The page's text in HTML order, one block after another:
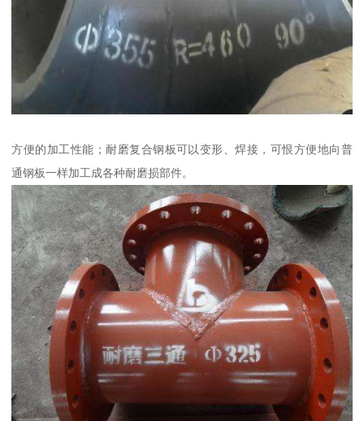
方便的加工性能；耐磨复合钢板可以变形、焊接，可恨方便地向普
通钢板一样加工成各种耐磨损部件。